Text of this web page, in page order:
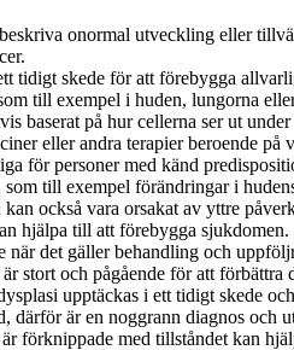
onormal utveckling eller
tidigt skede för att förebygga
till exempel i huden, lungorna
baserat på hur cellerna ser ut
eller andra terapier beroende på
för personer med känd
till exempel förändringar i
också vara orsakat av yttre
hjälpa till att förebygga sjukdomen.
det gäller behandling och
stort och pågående för att
upptäckas i ett tidigt skede
därför är en noggrann diagnos och
förknippade med tillståndet kan